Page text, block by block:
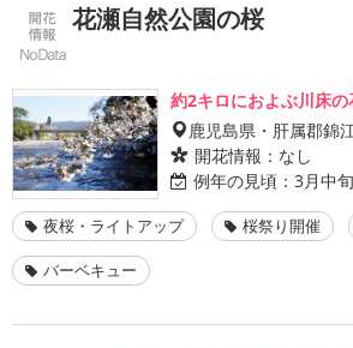
花瀬自然公園の桜
約2キロにおよぶ川床
鹿児島県・肝属郡錦
開花情報： なし
例年の見頃： 3月中
夜桜・ライトアップ 桜祭り開催
バーベキュー